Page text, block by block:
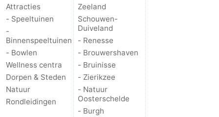
Attracties
- Speeltuinen
-
Binnenspeeltuinen
- Bowlen
Wellness centra
Dorpen & Steden
Natuur
Rondleidingen
Zeeland
Schouwen-
Duiveland
- Renesse
- Brouwershaven
- Bruinisse
- Zierikzee
- Natuur
Oosterschelde
- Burgh